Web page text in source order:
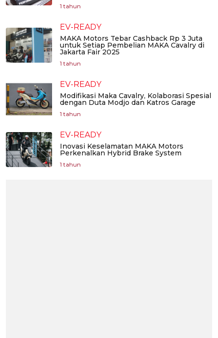
1 tahun
EV-READY
MAKA Motors Tebar Cashback Rp 3 Juta
untuk Setiap Pembelian MAKA Cavalry di
Jakarta Fair 2025
1 tahun
EV-READY
Modifikasi Maka Cavalry, Kolaborasi Spesial
dengan Duta Modjo dan Katros Garage
1 tahun
EV-READY
Inovasi Keselamatan MAKA Motors
Perkenalkan Hybrid Brake System
1 tahun